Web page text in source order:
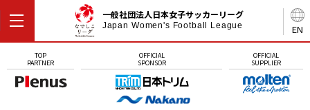
EN
一般社団法人日本女子サッカーリーグ
Japan Women's Football League
TOP
PARTNER
OFFICIAL
SPONSOR
OFFICIAL
SUPPLIER